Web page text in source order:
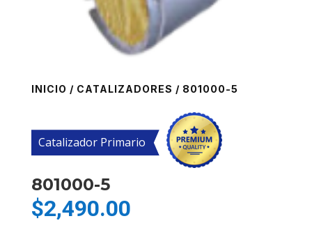
INICIO / CATALIZADORES / 801000-5
Catalizador Primario
801000-5
$2,490.00